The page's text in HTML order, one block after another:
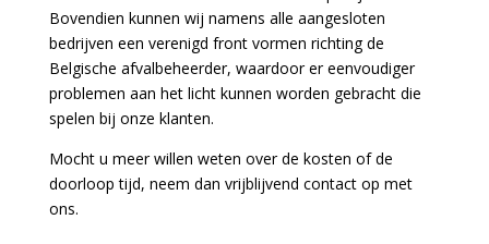
Bovendien kunnen wij namens alle aangesloten
bedrijven een verenigd front vormen richting de
Belgische afvalbeheerder, waardoor er eenvoudiger
problemen aan het licht kunnen worden gebracht die
spelen bij onze klanten.
Mocht u meer willen weten over de kosten of de
doorloop tijd, neem dan vrijblijvend contact op met
ons.